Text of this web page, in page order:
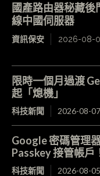
國產路由器秘藏後
線中國伺服器
資訊保安 2026-08-
限時一個月過渡
起「熄機」
科技新聞 2026-08-07
Google 密碼管理
Passkey 接管帳戶
科技新聞 2026-08-05